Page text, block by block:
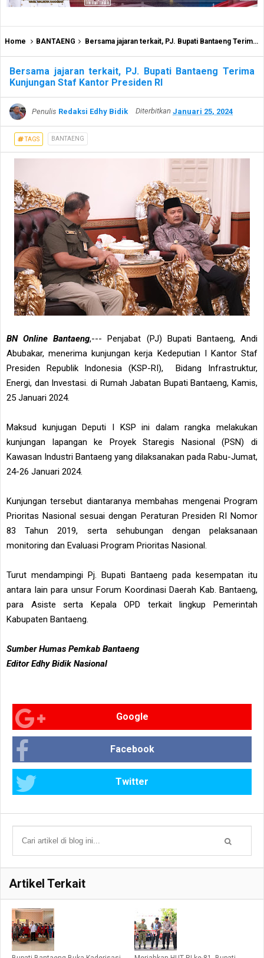
Home BANTAENG Bersama jajaran terkait, PJ. Bupati Bantaeng Terima Kunjungan Staf Kantor Presiden RI
Bersama jajaran terkait, PJ. Bupati Bantaeng Terima
Kunjungan Staf Kantor Presiden RI
Penulis Redaksi Edhy Bidik Diterbitkan Januari 25, 2024
TAGS BANTAENG
BN Online Bantaeng,--- Penjabat (PJ) Bupati Bantaeng, Andi
Abubakar, menerima kunjungan kerja Kedeputian I Kantor Staf
Presiden Republik Indonesia (KSP-RI), Bidang Infrastruktur,
Energi, dan Investasi. di Rumah Jabatan Bupati Bantaeng, Kamis,
25 Januari 2024.
Maksud kunjugan Deputi I KSP ini dalam rangka melakukan
kunjungan lapangan ke Proyek Staregis Nasional (PSN) di
Kawasan Industri Bantaeng yang dilaksanakan pada Rabu-Jumat,
24-26 Januari 2024.
Kunjungan tersebut diantaranya membahas mengenai Program
Prioritas Nasional sesuai dengan Peraturan Presiden RI Nomor
83 Tahun 2019, serta sehubungan dengan pelaksanaan
monitoring dan Evaluasi Program Prioritas Nasional.
Turut mendampingi Pj. Bupati Bantaeng pada kesempatan itu
antara lain para unsur Forum Koordinasi Daerah Kab. Bantaeng,
para Asiste serta Kepala OPD terkait lingkup Pemerintah
Kabupaten Bantaeng.
Sumber Humas Pemkab Bantaeng
Editor Edhy Bidik Nasional
Google
Facebook
Twitter
Artikel Terkait